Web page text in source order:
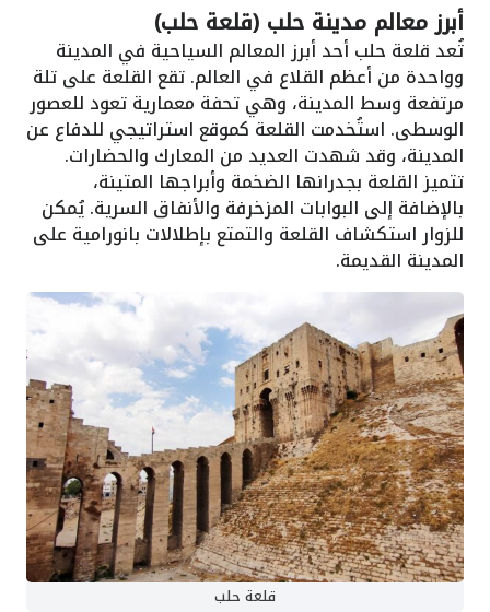
أبرز معالم مدينة حلب (قلعة حلب)
تُعد قلعة حلب أحد أبرز المعالم السياحية في المدينة
وواحدة من أعظم القلاع في العالم. تقع القلعة على تلة
مرتفعة وسط المدينة، وهي تحفة معمارية تعود للعصور
الوسطى. استُخدمت القلعة كموقع استراتيجي للدفاع عن
المدينة، وقد شهدت العديد من المعارك والحضارات.
تتميز القلعة بجدرانها الضخمة وأبراجها المتينة،
بالإضافة إلى البوابات المزخرفة والأنفاق السرية. يُمكن
للزوار استكشاف القلعة والتمتع بإطلالات بانورامية على
المدينة القديمة.
قلعة حلب